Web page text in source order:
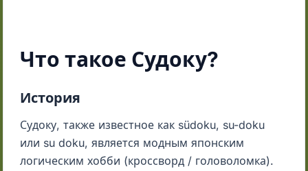
Что такое Судоку?
История
Судоку, также известное как südoku, su-doku
или su doku, является модным японским
логическим хобби (кроссворд / головоломка).